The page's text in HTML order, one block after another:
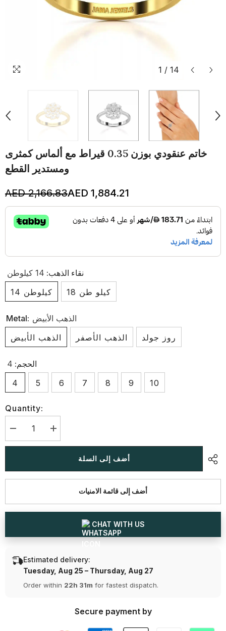
1 / 14
خاتم عنقودي بوزن 0.35 قيراط مع ألماس كمثرى
ومستدير القطع
AED 2,166.83AED 1,884.21
نقاء الذهب: 14 كيلوطن
14 كيلوطن
18 كيلو طن
Metal: الذهب الأبيض
الذهب الأبيض
الذهب الأصفر روز جولد
الحجم: 4
4
5 6 7 8 9 10
Quantity:
الكمية
لـ
بوزن
زيادة
الكمية
لـ
بوزن
أضف إلى السلة
أضف إلى قائمة الامنيات
CHAT WITH US
Estimated delivery:
Tuesday, Aug 25 – Thursday, Aug 27
Order within 22h 31m for fastest dispatch.
Secure payment by